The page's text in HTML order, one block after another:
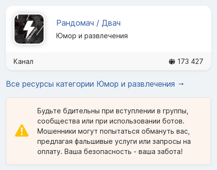
Рандомач / Двач
Юмор и развлечения
Канал 173 427
Все ресурсы категории Юмор и развлечения
Будьте бдительны при вступлении в группы,
сообщества или при использовании ботов.
Мошенники могут попытаться обмануть вас,
предлагая фальшивые услуги или запросы на
оплату. Ваша безопасность - ваша забота!